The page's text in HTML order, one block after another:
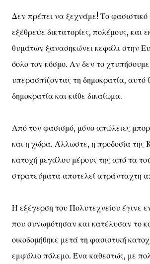
Δεν πρέπει να ξεχνάμε! Το
εξέθρεψε δικτατορίες, πολέμους, και
θυμάτων ξανασηκώνει κεφάλι στην
όολο τον κόσμο. Αν δεν το
υπερασπίζοντας τη δημοκρατία, αυτό
δημοκρατία και κάθε δικαίωμα.
Από τον φασισμό, μόνο απώλειες
και η χώρα. Άλλωστε, η προδοσία της
κατοχή μεγάλου μέρους της από τα
στρατεύματα αποτελεί ατράνταχτη
Η εξέγερση του Πολυτεχνείου έγινε
που συνωμότησαν και κατέλυσαν το
οικοδομήθηκε μετά τη φασιστική
εμφύλιο πόλεμο. Ένα καθεστώς, με